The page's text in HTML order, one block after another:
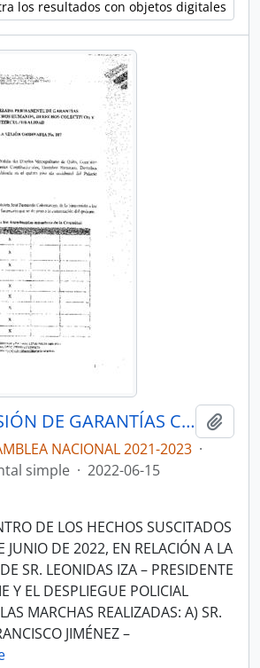
los resultados con objetos digitales
ACTAS COMISIÓN DE GARANTÍAS CONSTITUCIONALES, DERECHOS HUMANOS, DERECHOS COLECTIVOS Y LA INTERCULTURALIDAD 2021-2023
NACIONAL 2021-2023 ·
simple · 2022-06-15
DE LOS HECHOS SUSCITADOS
JUNIO DE 2022, EN RELACIÓN A LA
SR. LEONIDAS IZA – PRESIDENTE
Y EL DESPLIEGUE POLICIAL
MARCHAS REALIZADAS: A) SR.
JIMÉNEZ –